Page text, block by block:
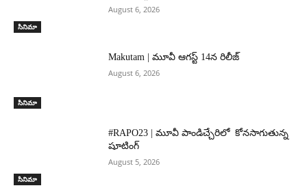
సినిమా
August 6, 2026
సినిమా
Makutam | మూవీ ఆగస్ట్ 14న రిలీజ్
August 6, 2026
సినిమా
#RAPO23 | మూవీ పాండిచ్చేరిలో కోనసాగుతున్న
షూటింగ్
August 5, 2026